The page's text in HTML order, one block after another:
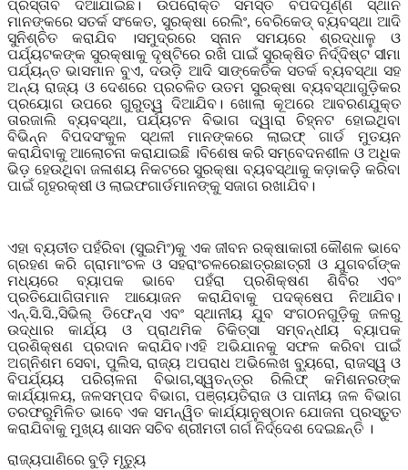
ପ୍ରସ୍ତାବ ଦିଆଯାଇଛି। ଉପରୋକ୍ତ ସମସ୍ତ ବିପଦପୂର୍ଣ୍ଣ ସ୍ଥାନ
ମାନଙ୍କରେ ସତର୍କ ସଂକେତ,ସୁରକ୍ଷା ରେଲିଂ, ବେରିକେଡ୍ ବ୍ୟବସ୍ଥା ଆଦି
ସୁନିଶ୍ଚିତ କରାଯିବ ।ସମୁଦ୍ରରେ ସ୍ନାନ ସମୟରେ ଶ୍ରଦ୍ଧାଳୁ ଓ
ପର୍ଯ୍ୟଟକଙ୍କ ସୁରକ୍ଷାକୁ ଦୃଷ୍ଟିରେ ରଖି ପାଇଁ ସୁରକ୍ଷିତ ନିର୍ଦ୍ଦିଷ୍ଟ ସୀମା
ପର୍ଯ୍ୟନ୍ତ ଭାସମାନ ବୁଏ,ଦଉଡ଼ି ଆଦି ସାଙ୍କେତିକ ସତର୍କ ବ୍ୟବସ୍ଥା ସହ
ଅନ୍ୟ ରାଜ୍ୟ ଓ ଦେଶରେ ପ୍ରଚଳିତ ଉତମ ସୁରକ୍ଷା ବ୍ୟବସ୍ଥାଗୁଡ଼ିକର
ପ୍ରୟୋଗ ଉପରେ ଗୁରୁତ୍ୱ ଦିଆଯିବ। ଖୋଲା କୂଅରେ ଆବରଣଯୁକ୍ତ
ତାରଜାଲି ବ୍ୟବସ୍ଥା,ପର୍ଯ୍ୟଟନ ବିଭାଗ ଦ୍ୱାରା ଚିହ୍ନଟ ହୋଇଥିବା
ବିଭିନ୍ନ ବିପଦସଂକୁଳ ସ୍ଥଳୀ ମାନଙ୍କରେ ଲାଇଫ୍ ଗାର୍ଡ ମୁତୟନ
କରାଯିବାକୁ ଆଲୋଚନା କରାଯାଇଛି ।ବିଶେଷ କରି ସମ୍ବେଦନଶୀଳ ଓ ଅଧିକ
ଭିଡ଼ ହେଉଥିବା ଜଳାଶୟ ନିକଟରେ ସୁରକ୍ଷା ବ୍ୟବସ୍ଥାକୁ କଡ଼ାକଡ଼ି କରିବା
ପାଇଁ ଗୃହରକ୍ଷୀ ଓ ଲାଇଫଗାର୍ଡମାନଙ୍କୁ ସଜାଗ ରଖାଯିବ।
ଏହା ବ୍ୟତୀତ ପହଁରିବା (ସୁଇମିଂ)କୁ ଏକ ଜୀବନ ରକ୍ଷାକାରୀ କୌଶଳ ଭାବେ
ଗ୍ରହଣ କରି ଗ୍ରାମାଂଚଳ ଓ ସହରାଂଚଳରେଛାତ୍ରଛାତ୍ରୀ ଓ ଯୁଗବର୍ଗଙ୍କ
ମଧ୍ୟରେ ବ୍ୟାପକ ଭାବେ ପହଁରା ପ୍ରଶିକ୍ଷଣ ଶିବିର ଏବଂ
ପ୍ରତିଯୋଗିତାମାନ ଆୟୋଜନ କରାଯିବାକୁ ପଦକ୍ଷେପ ନିଆଯିବ।
ଏନ୍.ସି.ସି.,ସିଭିଲ୍ ଡିଫେନ୍ସ ଏବଂ ସ୍ଥାନୀୟ ଯୁବ ସଂଗଠନଗୁଡ଼ିକୁ ଜଳରୁ
ଉଦ୍ଧାର କାର୍ଯ୍ୟ ଓ ପ୍ରାଥମିକ ଚିକିତ୍ସା ସମ୍ବନ୍ଧୀୟ ବ୍ୟାପକ
ପ୍ରଶିକ୍ଷଣ ପ୍ରଦାନ କରାଯିବ।ଏହି ଅଭିଯାନକୁ ସଫଳ କରିବା ପାଇଁ
ଅଗ୍ନିଶମ ସେବା, ପୁଲିସ,ରାଜ୍ୟ ଅପରାଧ ଅଭିଲେଖ ବ୍ୟୁରୋ, ରାଜସ୍ୱ ଓ
ବିପର୍ଯ୍ୟୟ ପରିଚାଳନା ବିଭାଗ,ସ୍ୱତନ୍ତ୍ର ରିଲିଫ୍ କମିଶନରଙ୍କ
କାର୍ଯ୍ୟାଳୟ,ଜଳସମ୍ପଦ ବିଭାଗ,ପଞ୍ଚାୟତିରାଜ ଓ ପାନୀୟ ଜଳ ବିଭାଗ
ତରଫରୁମିଳିତ ଭାବେ ଏକ ସମନ୍ୱିତ କାର୍ଯ୍ୟାନୁଷ୍ଠାନ ଯୋଜନା ପ୍ରସ୍ତୁତ
କରାଯିବାକୁ ମୁଖ୍ୟ ଶାସନ ସଚିବ ଶ୍ରୀମତୀ ଗର୍ଗ ନିର୍ଦ୍ଦେଶ ଦେଇଛନ୍ତି ।
ରାଜ୍ୟପାଣିରେ ବୁଡ଼ି ମୃତ୍ୟୁ